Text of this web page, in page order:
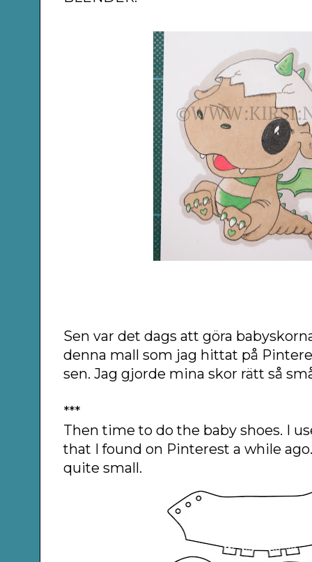
Sen var det dags att göra
denna mall som jag hittat på
sen. Jag gjorde mina skor rätt så
***
Then time to do the baby shoes. I
that I found on Pinterest a while
quite small.